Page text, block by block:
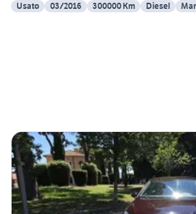
Usato
03/2016 300000 Km Diesel